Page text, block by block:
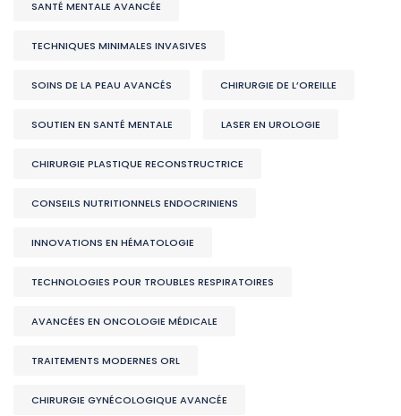
SANTÉ MENTALE AVANCÉE
TECHNIQUES MINIMALES INVASIVES
SOINS DE LA PEAU AVANCÉS CHIRURGIE DE L’OREILLE
SOUTIEN EN SANTÉ MENTALE LASER EN UROLOGIE
CHIRURGIE PLASTIQUE RECONSTRUCTRICE
CONSEILS NUTRITIONNELS ENDOCRINIENS
INNOVATIONS EN HÉMATOLOGIE
TECHNOLOGIES POUR TROUBLES RESPIRATOIRES
AVANCÉES EN ONCOLOGIE MÉDICALE
TRAITEMENTS MODERNES ORL
CHIRURGIE GYNÉCOLOGIQUE AVANCÉE